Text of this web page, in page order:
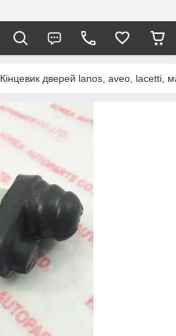
Кінцевик дверей lanos, aveo, lacetti,